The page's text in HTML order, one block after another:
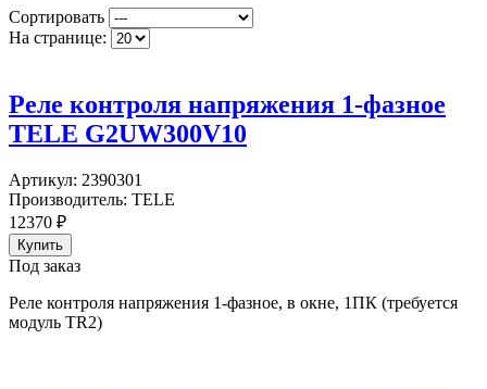
Сортировать
На странице:
Реле контроля напряжения 1-фазное
TELE G2UW300V10
Артикул: 2390301
Производитель: TELE
12370 ₽
Под заказ
Реле контроля напряжения 1-фазное, в окне, 1ПК (требуется
модуль TR2)